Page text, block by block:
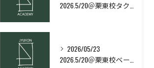
2026/05/23